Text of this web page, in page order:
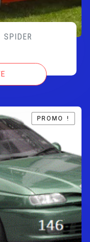
SPIDER
PROMO !
PROMO !